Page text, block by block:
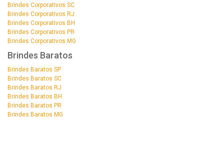
Brindes Corporativos SC
Brindes Corporativos RJ
Brindes Corporativos BH
Brindes Corporativos PR
Brindes Corporativos MG
Brindes Baratos
Brindes Baratos SP
Brindes Baratos SC
Brindes Baratos RJ
Brindes Baratos BH
Brindes Baratos PR
Brindes Baratos MG